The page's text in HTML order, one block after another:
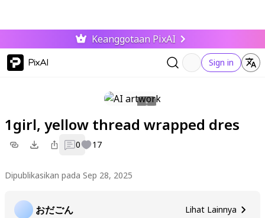
Keanggotaan PixAI
PixAI Sign in
1girl, yellow thread wrapped dres
0 17
Dipublikasikan pada Sep 28, 2025
おだごん Lihat Lainnya